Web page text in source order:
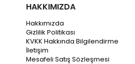
HAKKIMIZDA
Hakkımızda
Gizlilik Politikası
KVKK Hakkında Bilgilendirme
İletişim
Mesafeli Satış Sözleşmesi